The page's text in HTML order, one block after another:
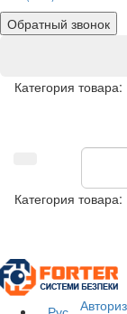
Обратный звонок
Категория товара:
Категория товара: